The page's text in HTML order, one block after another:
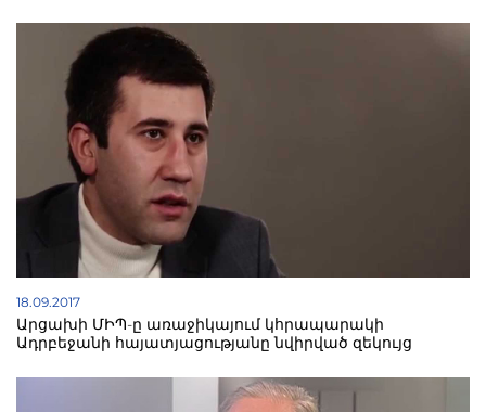
18.09.2017
Արցախի ՄԻՊ-ը առաջիկայում կհրապարակի
Ադրբեջանի հայատյացությանը նվիրված զեկույց